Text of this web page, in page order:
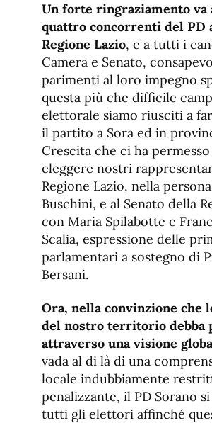
Un forte ringraziamento va
quattro concorrenti del PD
Regione Lazio, e a tutti i
Camera e Senato,
parimenti al loro impegno
questa più che difficile
elettorale siamo riusciti a
il partito a Sora ed in
Crescita che ci ha
eleggere nostri
Regione Lazio, nella
Buschini, e al Senato della
con Maria Spilabotte e
Scalia, espressione delle
parlamentari a sostegno di
Bersani.
Ora, nella convinzione che
del nostro territorio debba
attraverso una visione
vada al di là di una
locale indubbiamente
penalizzante, il PD Sorano
tutti gli elettori affinché